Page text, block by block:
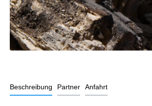
Beschreibung Partner Anfahrt